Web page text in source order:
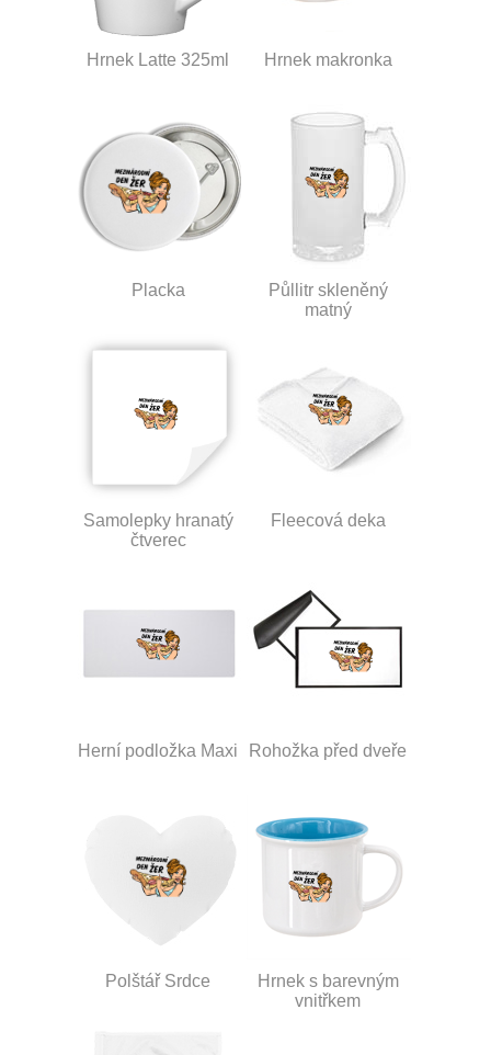
Hrnek Latte 325ml Hrnek makronka
Placka
Půllitr skleněný
matný
Samolepky hranatý
čtverec
Fleecová deka
Herní podložka Maxi Rohožka před dveře
Polštář Srdce
Hrnek s barevným
vnitřkem